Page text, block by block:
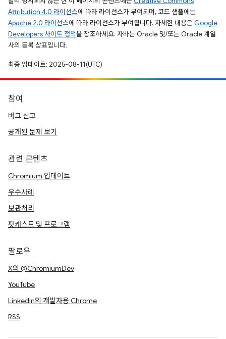
Attribution 4.0 라이선스에 따라 라이선스가 부여되며, 코드 샘플에는
Apache 2.0 라이선스에 따라 라이선스가 부여됩니다. 자세한 내용은 Google
Developers 사이트 정책을 참조하세요. 자바는 Oracle 및/또는 Oracle 계열
사의 등록 상표입니다.
최종 업데이트: 2025-08-11(UTC)
참여
버그 신고
공개된 문제 보기
관련 콘텐츠
Chromium 업데이트
우수사례
보관처리
팟캐스트 및 프로그램
팔로우
X의 @ChromiumDev
YouTube
LinkedIn의 개발자용 Chrome
RSS